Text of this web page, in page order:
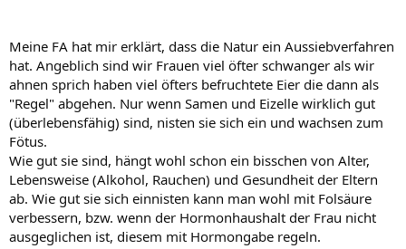
Meine FA hat mir erklärt, dass die Natur ein Aussiebverfahren
hat. Angeblich sind wir Frauen viel öfter schwanger als wir
ahnen sprich haben viel öfters befruchtete Eier die dann als
"Regel" abgehen. Nur wenn Samen und Eizelle wirklich gut
(überlebensfähig) sind, nisten sie sich ein und wachsen zum
Fötus.
Wie gut sie sind, hängt wohl schon ein bisschen von Alter,
Lebensweise (Alkohol, Rauchen) und Gesundheit der Eltern
ab. Wie gut sie sich einnisten kann man wohl mit Folsäure
verbessern, bzw. wenn der Hormonhaushalt der Frau nicht
ausgeglichen ist, diesem mit Hormongabe regeln.